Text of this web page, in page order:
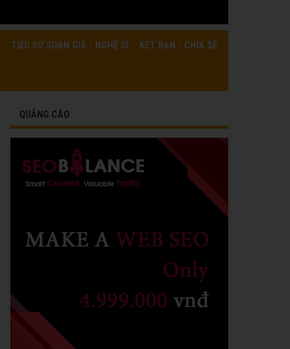
TIỂU SỬ SOẠN GIẢ - NGHỆ SĨ KẾT BẠN - CHIA SẺ
QUẢNG CÁO